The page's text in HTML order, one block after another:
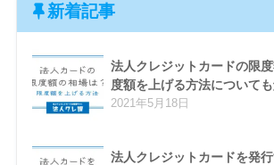
新着記事
法人クレジットカードの限
度額を上げる方法について
2021年5月18日
法人クレジットカードを発